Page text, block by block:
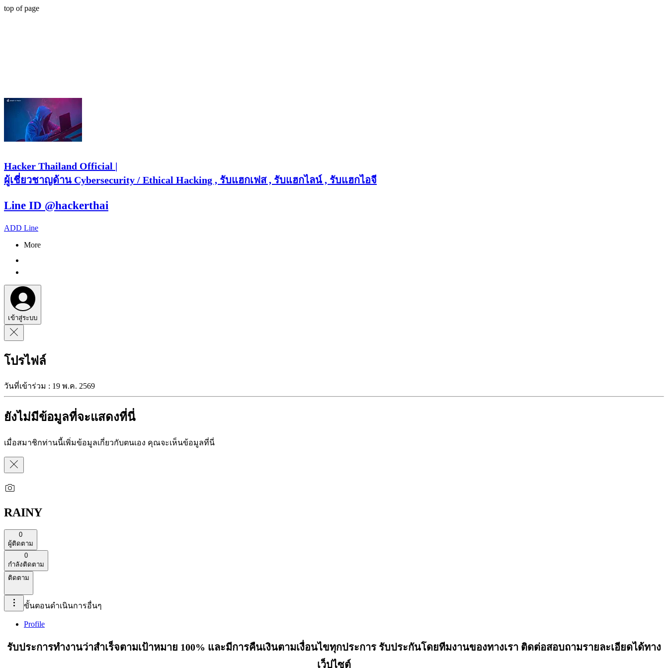
top of page
Hacker Thailand Official |
ผู้เชี่ยวชาญด้าน Cybersecurity / Ethical Hacking , รับแฮกเฟส , รับแฮกไลน์ , รับแฮกไอจี
Line ID @hackerthai
ADD Line
More
เข้าสู่ระบบ
โปรไฟล์
วันที่เข้าร่วม : 19 พ.ค. 2569
ยังไม่มีข้อมูลที่จะแสดงที่นี่
เมื่อสมาชิกท่านนี้เพิ่มข้อมูลเกี่ยวกับตนเอง คุณจะเห็นข้อมูลที่นี่
RAINY
0
ผู้ติดตาม
0
กำลังติดตาม
ติดตาม
ขั้นตอนดำเนินการอื่นๆ
Profile
รับประการทำงานว่าสำเร็จตามเป้าหมาย 100% และมีการคืนเงินตามเงื่อนไขทุกประการ รับประกันโดยทีมงานของทางเรา ติดต่อสอบถามรายละเอียดได้ทาง
เว็ปไซต์